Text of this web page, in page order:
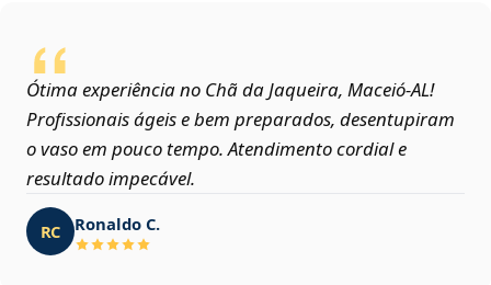
Ótima experiência no Chã da Jaqueira, Maceió‑AL!
Profissionais ágeis e bem preparados, desentupiram
o vaso em pouco tempo. Atendimento cordial e
resultado impecável.
RC Ronaldo C.